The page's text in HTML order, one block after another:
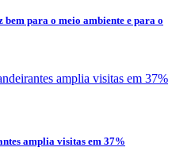
para o meio ambiente e para o
amplia visitas em 37%